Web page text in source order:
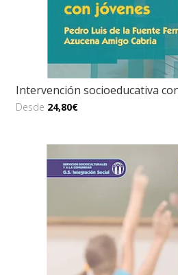
Intervención socioeducativa
Desde 24,80€